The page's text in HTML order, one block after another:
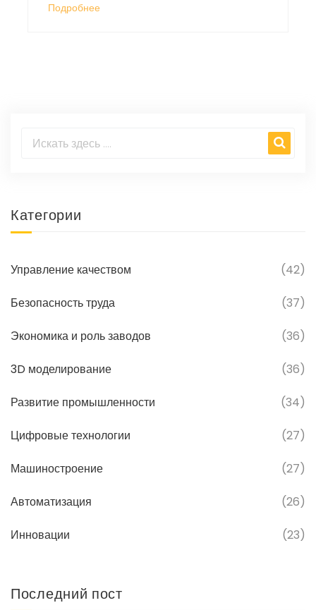
издержки. В статье рассматриваются
они вносят в конкурентоспособность
Подробнее
Категории
Управление качеством (42)
Безопасность труда (37)
Экономика и роль заводов (36)
3D моделирование (36)
Развитие промышленности (34)
Цифровые технологии (27)
Машиностроение (27)
Автоматизация (26)
Инновации (23)
Последний пост